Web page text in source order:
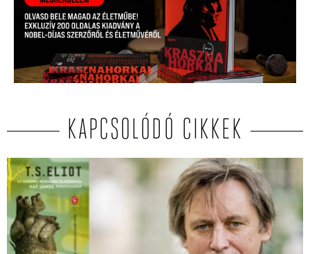
KAPCSOLÓDÓ CIKKEK